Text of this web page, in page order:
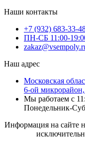
Наши контакты
+7 (932) 683-33-
ПН-СБ 11:00-
Наш адрес
Московская
6-ой
Мы работаем с
Понедельник-
Информация на сайте